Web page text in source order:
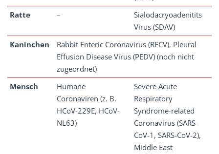
Ratte
–
Sialodacryoadenitits
Virus (SDAV)
Kaninchen
Rabbit Enteric Coronavirus (RECV), Pleural
Effusion Disease Virus (PEDV) (noch nicht
zugeordnet)
Mensch
Humane
Coronaviren (z. B.
HCoV-229E, HCoV-
NL63)
Severe Acute
Respiratory
Syndrome-related
Coronavirus (SARS-
CoV-1, SARS-CoV-2),
Middle East